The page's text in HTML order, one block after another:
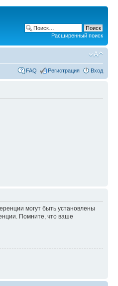
Расширенный поиск
FAQ Регистрация Вход
могут быть установлены
Помните, что ваше